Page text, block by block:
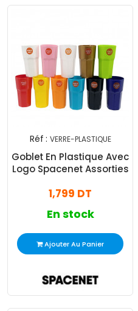
Réf : VERRE-PLASTIQUE
Goblet En Plastique Avec
Logo Spacenet Assorties
1,799 DT
En stock
Ajouter Au Panier